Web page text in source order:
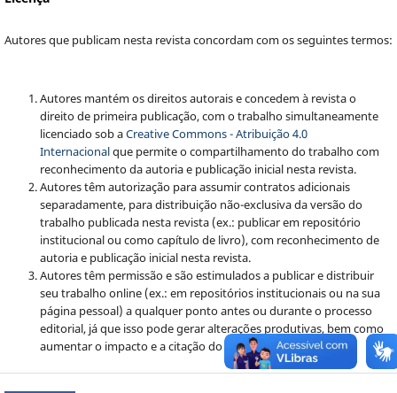
Autores que publicam nesta revista concordam com os seguintes termos:
Autores mantém os direitos autorais e concedem à revista o
direito de primeira publicação, com o trabalho simultaneamente
licenciado sob aCreative Commons - Atribuição 4.0
Internacionalque permite o compartilhamento do trabalho com
reconhecimento da autoria e publicação inicial nesta revista.
Autores têm autorização para assumir contratos adicionais
separadamente, para distribuição não-exclusiva da versão do
trabalho publicada nesta revista (ex.: publicar em repositório
institucional ou como capítulo de livro), com reconhecimento de
autoria e publicação inicial nesta revista.
Autores têm permissão e são estimulados a publicar e distribuir
seu trabalho online (ex.: em repositórios institucionais ou na sua
página pessoal) a qualquer ponto antes ou durante o processo
editorial, já que isso pode gerar alterações produtivas, bem como
aumentar o impacto e a citação do trabalho publicado.